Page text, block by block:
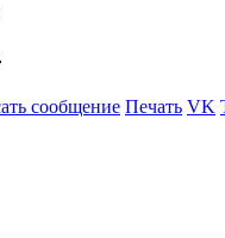
сообщение Печать VK